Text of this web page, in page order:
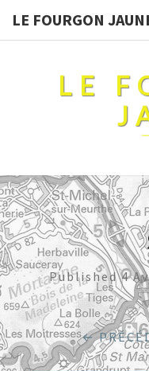
LE FOURGON
LE
Published4
←